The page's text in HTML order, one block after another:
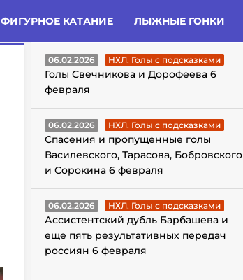
ФИГУРНОЕ КАТАНИЕ ЛЫЖНЫЕ ГОНКИ
ГОЛЫ С ПОДСКАЗКАМИ
06.02.2026 НХЛ. Голы с подсказками
Голы Свечникова и Дорофеева 6
февраля
06.02.2026 НХЛ. Голы с подсказками
Спасения и пропущенные голы
Василевского, Тарасова, Бобровского
и Сорокина 6 февраля
06.02.2026 НХЛ. Голы с подсказками
Ассистентский дубль Барбашева и
еще пять результативных передач
россиян 6 февраля